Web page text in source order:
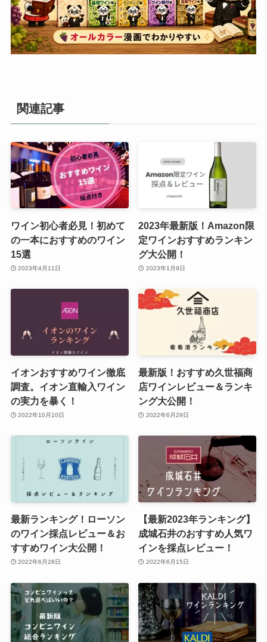
関連記事
ワイン初心者必見！初めて
の一本におすすめのワイン
15選
2023年4月11日
2023年最新版！Amazon限
定ワインおすすめランキン
グ大公開！
2023年1月9日
イオンおすすめワイン徹底
調査。イオン直輸入ワイン
の実力を暴く！
2022年10月10日
最新版！おすすめ久世福商
店ワインレビュー＆ランキ
ング大公開！
2022年6月29日
最新ランキング！ローソン
のワイン採点レビュー＆お
すすめワイン大公開！
2022年6月28日
【最新2023年ランキング】
成城石井のおすすめ人気ワ
インを採点レビュー！
2022年6月15日